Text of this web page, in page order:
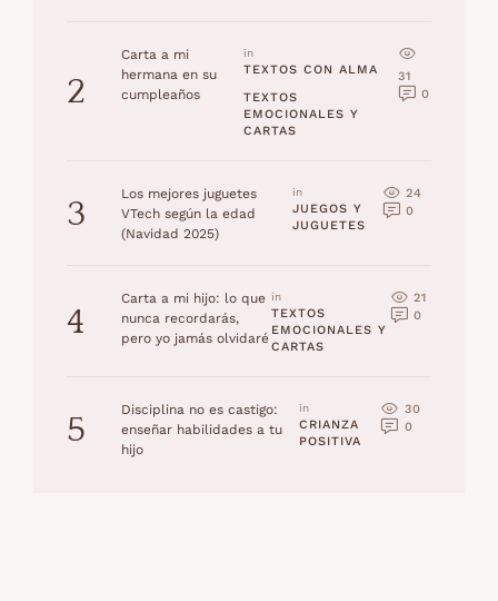
2
Carta a mi
hermana en su
cumpleaños
in
TEXTOS CON ALMA
TEXTOS
EMOCIONALES Y
CARTAS
31
0
3
Los mejores juguetes
VTech según la edad
(Navidad 2025)
in
JUEGOS Y
JUGUETES
24
0
4
Carta a mi hijo: lo que
nunca recordarás,
pero yo jamás olvidaré
in
TEXTOS
EMOCIONALES Y
CARTAS
21
0
5
Disciplina no es castigo:
enseñar habilidades a tu
hijo
in
CRIANZA
POSITIVA
30
0